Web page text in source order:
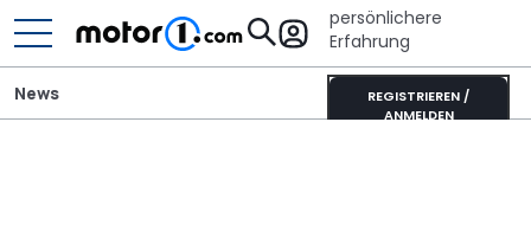
persönlichere
Erfahrung
REGISTRIEREN /
ANMELDEN
News